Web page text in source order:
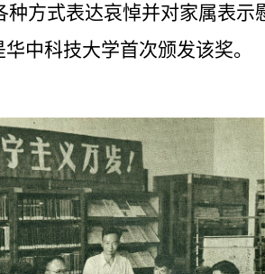
方式表达哀悼并对家属表
中科技大学首次颁发该奖。